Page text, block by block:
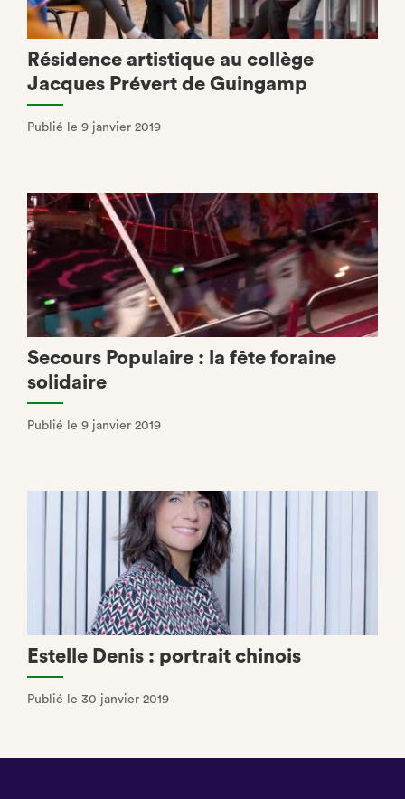
Résidence artistique au collège
Jacques Prévert de Guingamp
Publié le 9 janvier 2019
Secours Populaire : la fête foraine
solidaire
Publié le 9 janvier 2019
Estelle Denis : portrait chinois
Publié le 30 janvier 2019